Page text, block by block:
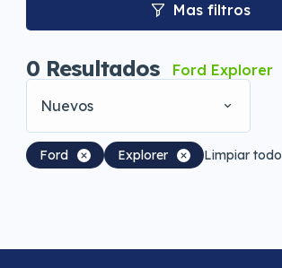
Mas filtros
0 Resultados
Ford Explorer
Nuevos
Ford Explorer Limpiar todo